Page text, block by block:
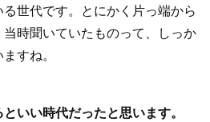
世代です。とにかく片っ端から
時聞いていたものって、しっか
すね。
いい時代だったと思います。